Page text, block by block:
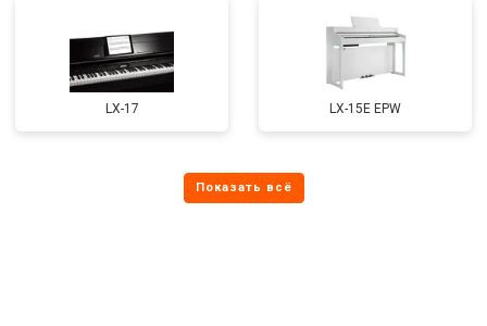
LX-17 LX-15E EPW